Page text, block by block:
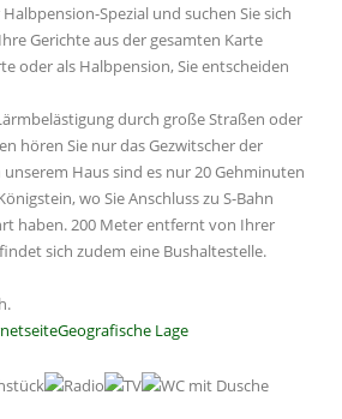
Spezial und suchen Sie sich
Gerichte aus der gesamten Karte
oder als Halbpension, Sie entscheiden
durch große Straßen oder
hören Sie nur das Gezwitscher der
unserem Haus sind es nur 20 Gehminuten
wo Sie Anschluss zu S-Bahn
haben. 200 Meter entfernt von Ihrer
sich zudem eine Bushaltestelle.
Geografische Lage